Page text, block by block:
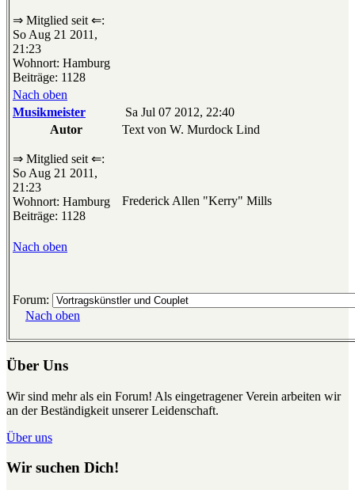
⇒ Mitglied seit ⇐:
So Aug 21 2011,
21:23
Wohnort: Hamburg
Beiträge: 1128
Nach oben
Musikmeister
Sa Jul 07 2012, 22:40
Autor
⇒ Mitglied seit ⇐:
So Aug 21 2011,
21:23
Wohnort: Hamburg
Beiträge: 1128
Text von W. Murdock Lind
Frederick Allen "Kerry" Mills
Nach oben
Forum:
Nach oben
Über Uns
Wir sind mehr als ein Forum! Als eingetragener Verein arbeiten wir
an der Beständigkeit unserer Leidenschaft.
Über uns
Wir suchen Dich!